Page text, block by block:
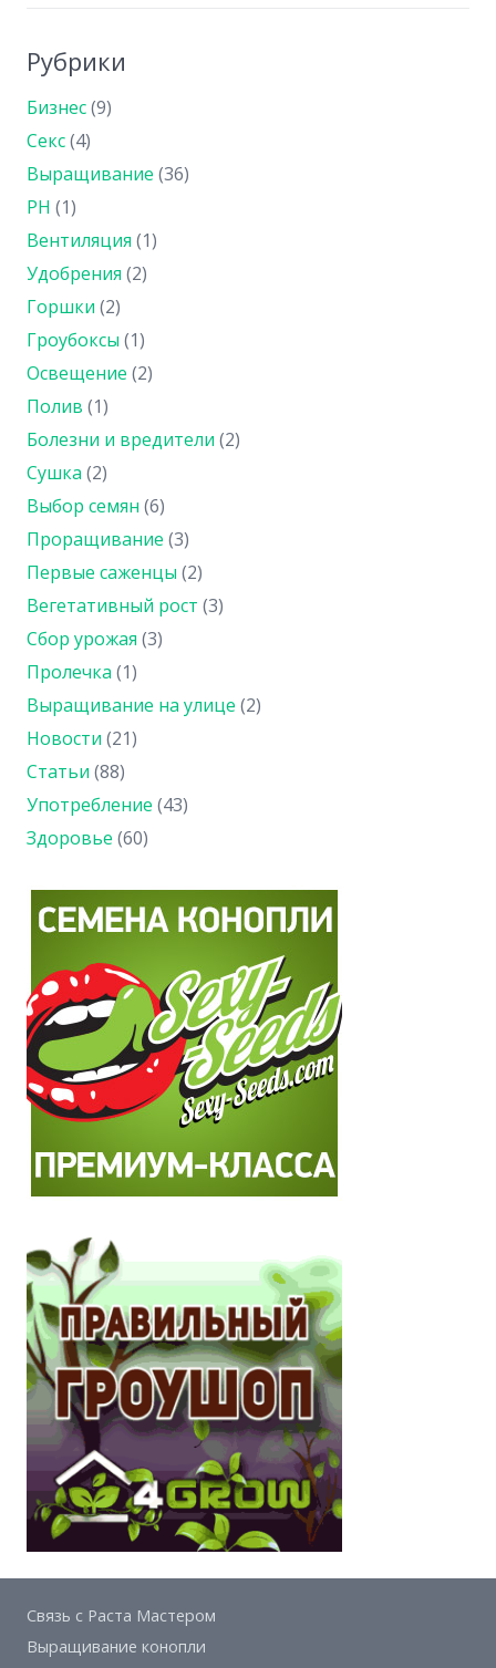
Рубрики
Бизнес(9)
Секс(4)
Выращивание (36)
PH (1)
Вентиляция (1)
Удобрения (2)
Горшки (2)
Гроубоксы (1)
Освещение (2)
Полив (1)
Болезни и вредители (2)
Сушка (2)
Выбор семян (6)
Проращивание (3)
Первые саженцы (2)
Вегетативный рост (3)
Сбор урожая (3)
Пролечка (1)
Выращивание на улице (2)
Новости (21)
Статьи (88)
Употребление (43)
Здоровье (60)
Связь с Раста Мастером
Выращивание конопли